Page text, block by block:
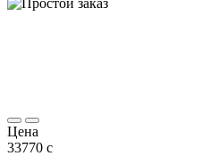
Цена
33770 c